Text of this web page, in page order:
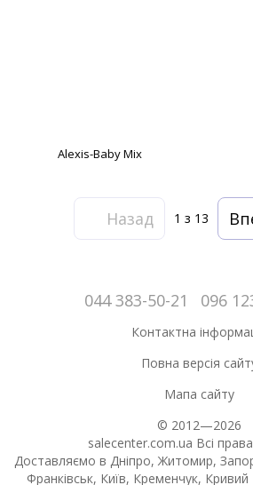
Alexis-Baby Mix
Назад 1 з 13
044 383-50-21 096
Контактна
Повна версія
Мапа сайту
© 2012—2026
salecenter.com.ua Всі
Доставляємо в Дніпро, Житомир,
Франківськ, Київ, Кременчук, Кривий